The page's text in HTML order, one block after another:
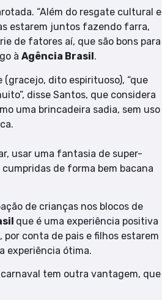
“Além do resgate cultural e
estarem juntos fazendo farra,
de fatores aí, que são bons para
à Agência Brasil .
dito espirituoso), “que
disse Santos, que considera
uma brincadeira sadia, sem uso
usar uma fantasia de super-
de forma bem bacana
de crianças nos blocos de
que é uma experiência positiva
por conta de pais e filhos estarem
experiência ótima.
tem outra vantagem, que